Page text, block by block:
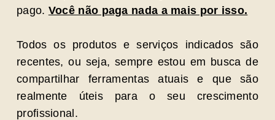
pago. Você não paga nada a mais por isso.
Todos os produtos e serviços indicados são
recentes, ou seja, sempre estou em busca de
compartilhar ferramentas atuais e que são
realmente úteis para o seu crescimento
profissional.